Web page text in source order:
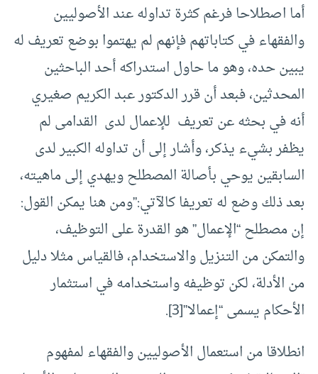
أما اصطلاحا فرغم كثرة تداوله عند الأصوليين
والفقهاء في كتاباتهم فإنهم لم يهتموا بوضع تعريف له
يبين حده، وهو ما حاول استدراكه أحد الباحثين
المحدثين، فبعد أن قرر الدكتور عبد الكريم صغيري
أنه في بحثه عن تعريف للإعمال لدى القدامى لم
يظفر بشيء يذكر، وأشار إلى أن تداوله الكبير لدى
السابقين يوحي بأصالة المصطلح ويهدي إلى ماهيته،
بعد ذلك وضع له تعريفا كالآتي:”ومن هنا يمكن القول:
إن مصطلح “الإعمال” هو القدرة على التوظيف،
والتمكن من التنزيل والاستخدام، فالقياس مثلا دليل
من الأدلة، لكن توظيفه واستخدامه في استثمار
الأحكام يسمى “إعمالا”[3].
انطلاقا من استعمال الأصوليين والفقهاء لمفهوم